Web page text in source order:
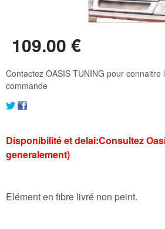
109.00 €
Contactez OASIS TUNING pour connaitre
commande
Disponibilité et delai:Consultez
generalement)
Elément en fibre livré non peint.